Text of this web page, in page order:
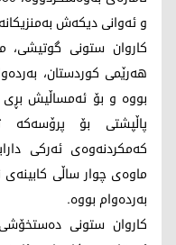
و ئەوانی دیکەش
کاروان ستونی گوتیشی،
هەرێمی کوردستان،
پاڵپشتی بۆ پرۆسەکە
کەمکردنەوەی ئەرکی
ماوەی چوار ساڵی
بەردەوام بووە.
کاروان ستونی